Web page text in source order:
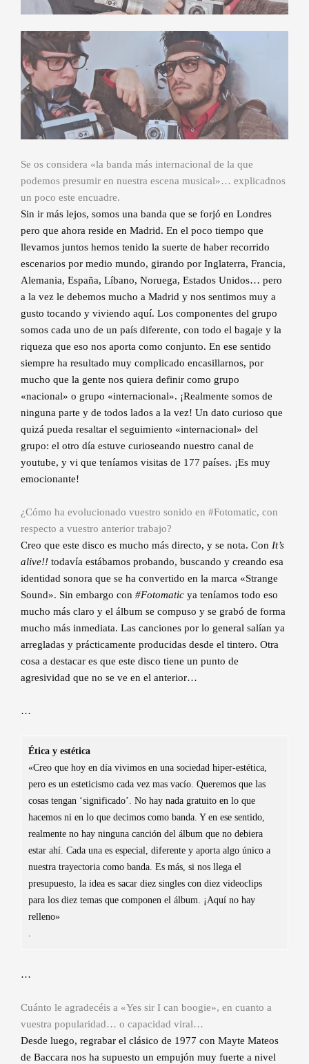
Se os considera «la banda más internacional de la que
podemos presumir en nuestra escena musical»… explicadnos
un poco este encuadre.
Sin ir más lejos, somos una banda que se forjó en Londres
pero que ahora reside en Madrid. En el poco tiempo que
llevamos juntos hemos tenido la suerte de haber recorrido
escenarios por medio mundo, girando por Inglaterra, Francia,
Alemania, España, Líbano, Noruega, Estados Unidos… pero
a la vez le debemos mucho a Madrid y nos sentimos muy a
gusto tocando y viviendo aquí. Los componentes del grupo
somos cada uno de un país diferente, con todo el bagaje y la
riqueza que eso nos aporta como conjunto. En ese sentido
siempre ha resultado muy complicado encasillarnos, por
mucho que la gente nos quiera definir como grupo
«nacional» o grupo «internacional». ¡Realmente somos de
ninguna parte y de todos lados a la vez! Un dato curioso que
quizá pueda resaltar el seguimiento «internacional» del
grupo: el otro día estuve curioseando nuestro canal de
youtube, y vi que teníamos visitas de 177 países. ¡Es muy
emocionante!
¿Cómo ha evolucionado vuestro sonido en #Fotomatic, con
respecto a vuestro anterior trabajo?
Creo que este disco es mucho más directo, y se nota. Con It’s
alive!! todavía estábamos probando, buscando y creando esa
identidad sonora que se ha convertido en la marca «Strange
Sound». Sin embargo con #Fotomatic ya teníamos todo eso
mucho más claro y el álbum se compuso y se grabó de forma
mucho más inmediata. Las canciones por lo general salían ya
arregladas y prácticamente producidas desde el tintero. Otra
cosa a destacar es que este disco tiene un punto de
agresividad que no se ve en el anterior…
…
Ética y estética
«Creo que hoy en día vivimos en una sociedad hiper-estética,
pero es un esteticismo cada vez mas vacío. Queremos que las
cosas tengan ‘significado’. No hay nada gratuito en lo que
hacemos ni en lo que decimos como banda. Y en ese sentido,
realmente no hay ninguna canción del álbum que no debiera
estar ahí. Cada una es especial, diferente y aporta algo único a
nuestra trayectoria como banda. Es más, si nos llega el
presupuesto, la idea es sacar diez singles con diez videoclips
para los diez temas que componen el álbum. ¡Aquí no hay
relleno»
…
Cuánto le agradecéis a «Yes sir I can boogie», en cuanto a
vuestra popularidad… o capacidad viral…
Desde luego, regrabar el clásico de 1977 con Mayte Mateos
de Baccara nos ha supuesto un empujón muy fuerte a nivel